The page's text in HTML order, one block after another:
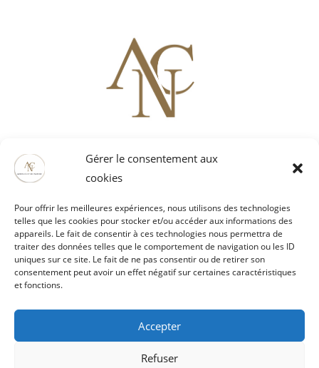
Gérer le consentement aux
cookies
Pour offrir les meilleures expériences, nous utilisons des technologies
telles que les cookies pour stocker et/ou accéder aux informations des
appareils. Le fait de consentir à ces technologies nous permettra de
traiter des données telles que le comportement de navigation ou les ID
uniques sur ce site. Le fait de ne pas consentir ou de retirer son
consentement peut avoir un effet négatif sur certaines caractéristiques
et fonctions.
Accepter
Refuser
52121 rue Mathieu Orfila ZI EST
03 21 51 29 61 / 06 80 68 61 65
vaubanspectacle@artoisculturenature.fr
People talk about us
Legal Notices